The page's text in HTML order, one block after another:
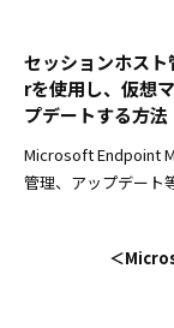
セッションホス
rを使用し、仮想
プデートする方法
Microsoft Endpoint
管理、アップデート
＜